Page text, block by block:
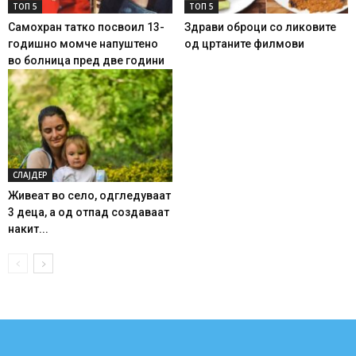
ТОП 5
Самохран татко посвоил 13-
годишно момче напуштено
во болница пред две години
ТОП 5
Здрави оброци со ликовите
од цртаните филмови
СЛАЈДЕР
Живеат во село, одгледуваат
3 деца, а од отпад создаваат
накит...